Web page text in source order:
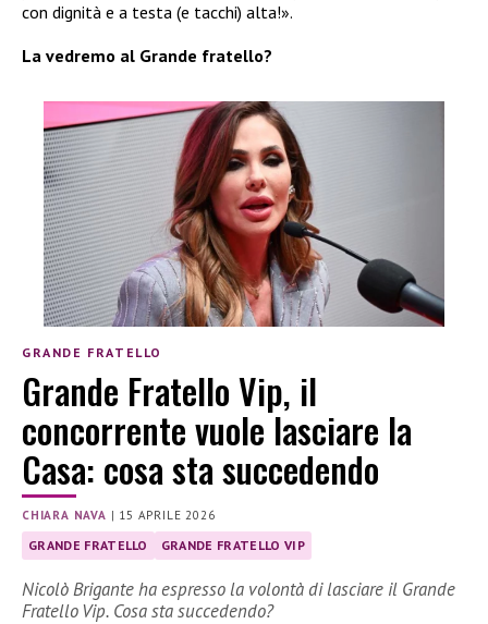
con dignità e a testa (e tacchi) alta!».
La vedremo al Grande fratello?
GRANDE FRATELLO
Grande Fratello Vip, il
concorrente vuole lasciare la
Casa: cosa sta succedendo
CHIARA NAVA | 15 APRILE 2026
GRANDE FRATELLO GRANDE FRATELLO VIP
Nicolò Brigante ha espresso la volontà di lasciare il Grande
Fratello Vip. Cosa sta succedendo?